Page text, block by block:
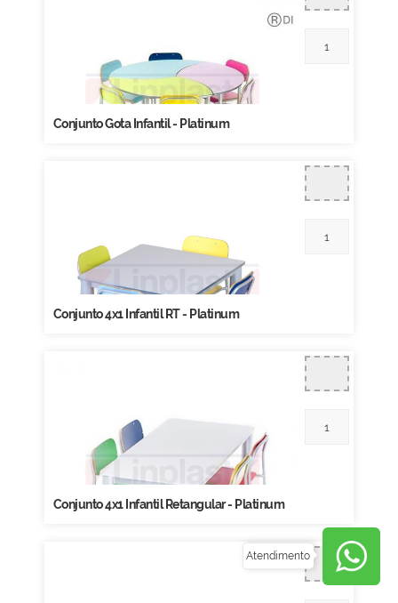
Conjunto Gota Infantil - Platinum
Conjunto 4x1 Infantil RT - Platinum
Conjunto 4x1 Infantil Retangular - Platinum
Atendimento